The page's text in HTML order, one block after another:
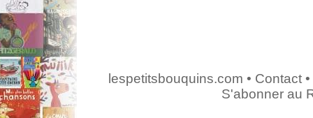
lespetitsbouquins.com • Contact•
S'abonner au